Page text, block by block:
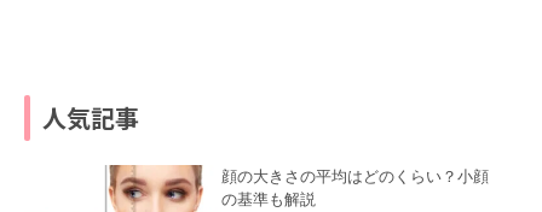
人気記事
顔の大きさの平均はどのくらい？小顔
の基準も解説